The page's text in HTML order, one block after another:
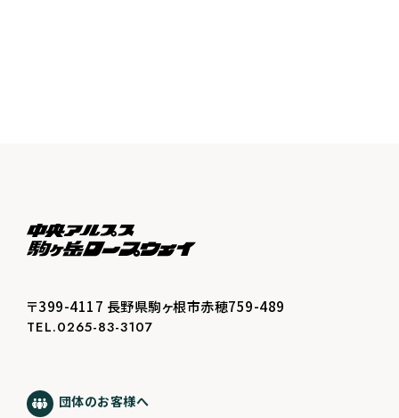
〒399-4117 長野県駒ヶ根市赤穂759-489
TEL.0265-83-3107
団体のお客様へ